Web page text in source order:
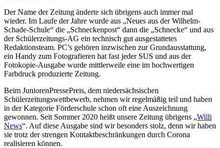
Der Name der Zeitung änderte sich übrigens auch immer mal
wieder. Im Laufe der Jahre wurde aus „Neues aus der Wilhelm-
Schade-Schule“ die „Schneckenpost“ dann die „Schnecke“ und aus
der Schülerzeitungs-AG ein technisch gut ausgestattetes
Redaktionsteam. PC’s gehören inzwischen zur Grundausstattung,
ein Handy zum Fotografieren hat fast jeder SUS und aus der
Fotokopie-Ausgabe wurde mittlerweile eine im hochwertigen
Farbdruck produzierte Zeitung.
Beim JuniorenPressePreis, dem niedersächsischen
Schülerzeitungswettbewerb, nehmen wir regelmäßig teil und haben
in der Kategorie Förderschule schon oft eine Auszeichnung
gewonnen. Seit Sommer 2020 heißt unsere Zeitung übrigens „Willi
News“. Auf diese Ausgabe sind wir besonders stolz, denn wir haben
sie trotz der strengen Kontaktbeschränkungen durch Corona
realisieren können.